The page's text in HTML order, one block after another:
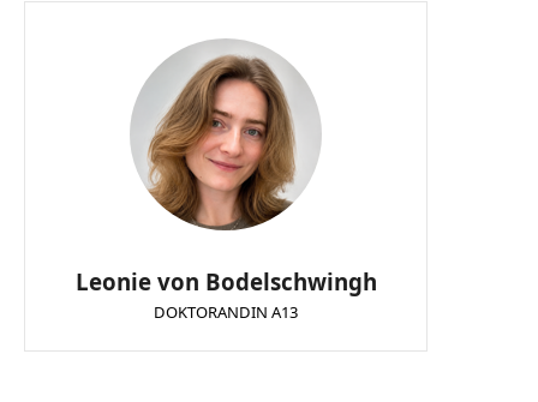
Leonie von Bodelschwingh
DOKTORANDIN A13